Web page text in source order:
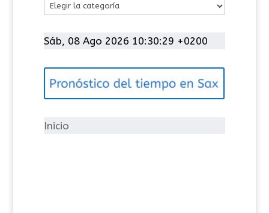
t
g
í
Sáb, 08 Ago 2026 10:30:30 +0200
Inicio